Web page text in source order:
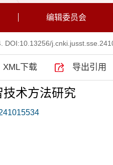
编辑委员会
DOI:10.13256/
XML下载 导出引用
术方法研究